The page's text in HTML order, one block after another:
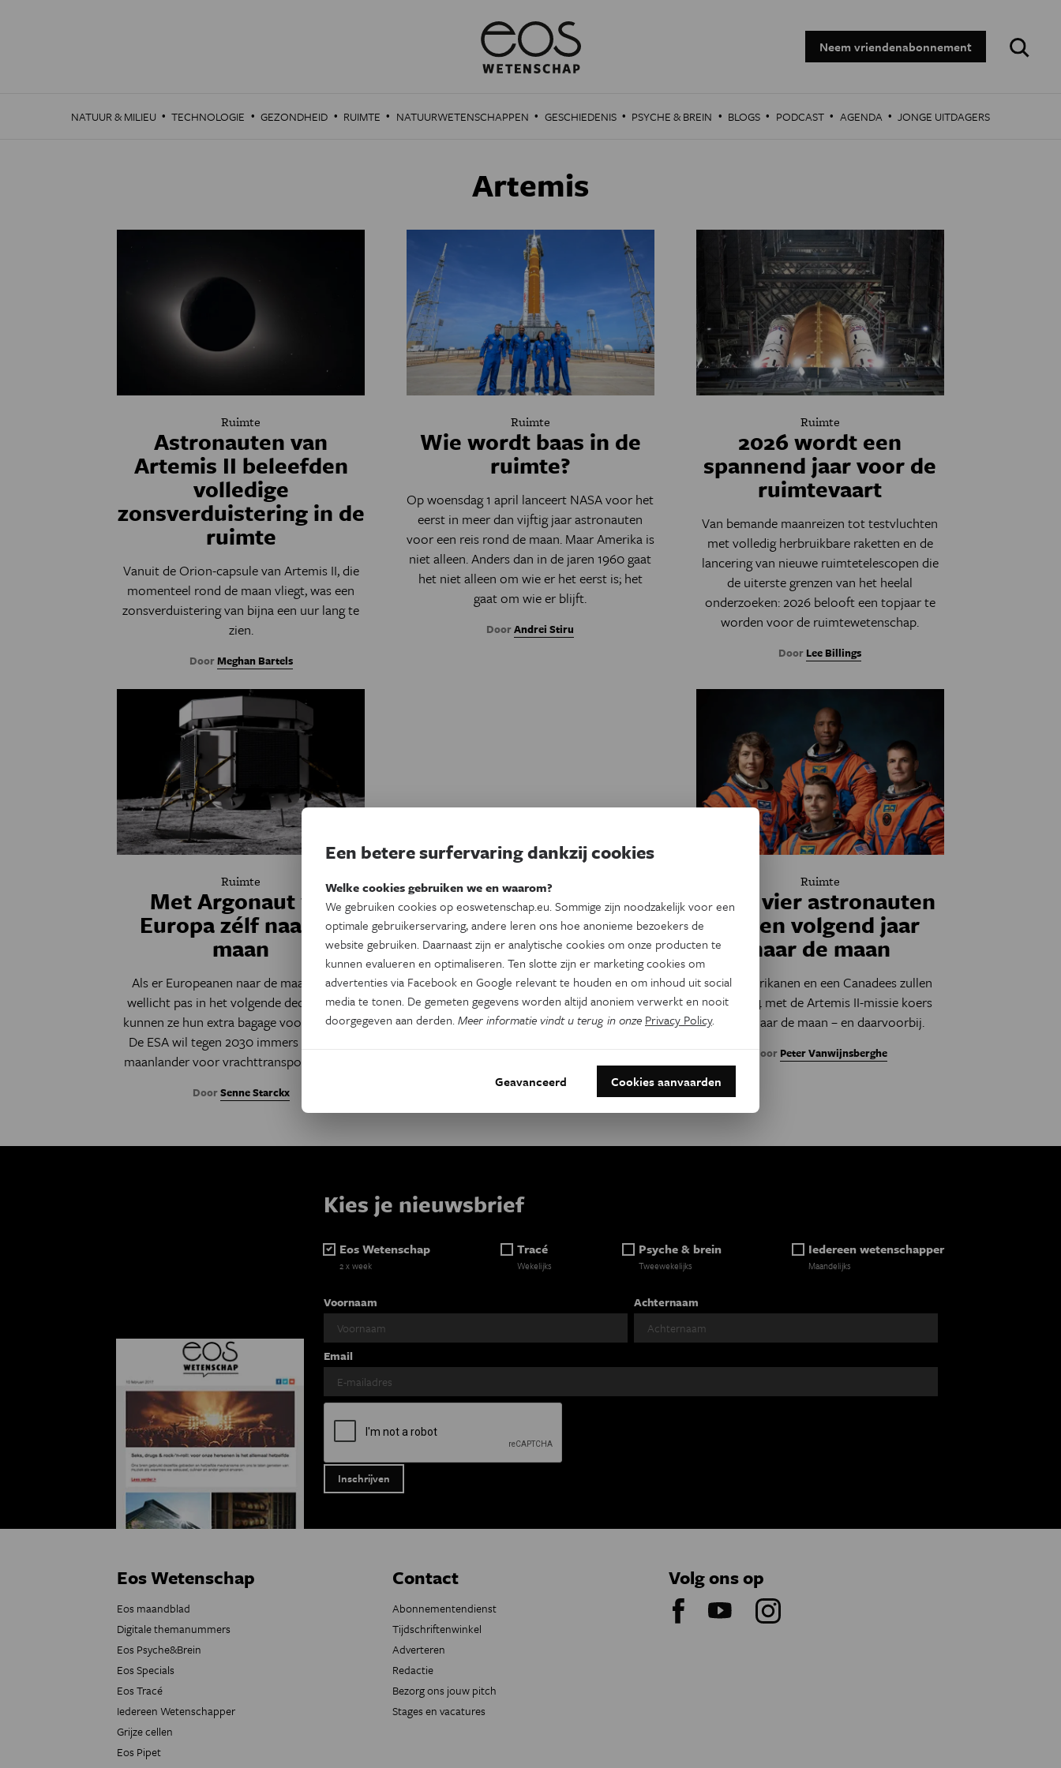
Neem vriendenabonnement
Zoeken:
NATUUR & MILIEU · TECHNOLOGIE · GEZONDHEID · RUIMTE · NATUURWETENSCHAPPEN · GESCHIEDENIS · PSYCHE & BREIN · BLOGS · PODCAST · AGENDA · JONGE UITDAGERS
Artemis
Ruimte
Astronauten van
Artemis II beleefden
volledige
zonsverduistering in de
ruimte
Vanuit de Orion-capsule van Artemis II, die
momenteel rond de maan vliegt, was een
zonsverduistering van bijna een uur lang te
zien.
DoorMeghan Bartels
Ruimte
Wie wordt baas in de
ruimte?
Op woensdag 1 april lanceert NASA voor het
eerst in meer dan vijftig jaar astronauten
voor een reis rond de maan. Maar Amerika is
niet alleen. Anders dan in de jaren 1960 gaat
het niet alleen om wie er het eerst is; het
gaat om wie er blijft.
DoorAndrei Stiru
Ruimte
2026 wordt een
spannend jaar voor de
ruimtevaart
Van bemande maanreizen tot testvluchten
met volledig herbruikbare raketten en de
lancering van nieuwe ruimtetelescopen die
de uiterste grenzen van het heelal
onderzoeken: 2026 belooft een topjaar te
worden voor de ruimtewetenschap.
Door Lee Billings
Ruimte
Met Argonaut wil
Europa zélf naar de
maan
Als er Europeanen naar de maan gaan –
wellicht pas in het volgende decennium –
kunnen ze hun extra bagage vooruitsturen.
De ESA wil tegen 2030 immers een eigen
maanlander voor vrachttransport hebben.
DoorSenne Starckx
Ruimte
Deze vier astronauten
reizen volgend jaar
naar de maan
Drie Amerikanen en een Canadees zullen
eind 2024 met de Artemis II-missie koers
zetten naar de maan – en daarvoorbij.
Door Peter Vanwijnsberghe
Kies je nieuwsbrief
Eos Wetenschap
2 x week
Tracé
Wekelijks
Psyche & brein
Tweewekelijks
Iedereen wetenschapper
Maandelijks
Voornaam Achternaam
Email
Eos Wetenschap
Eos maandblad
Digitale themanummers
Eos Psyche&Brein
Eos Specials
Eos Tracé
Iedereen Wetenschapper
Grijze cellen
Eos Pipet
Contact
Abonnementendienst
Tijdschriftenwinkel
Adverteren
Redactie
Bezorg ons jouw pitch
Stages en vacatures
Volg ons op
Een betere surfervaring dankzij cookies
Welke cookies gebruiken we en waarom?
We gebruiken cookies op eoswetenschap.eu. Sommige zijn noodzakelijk voor een
optimale gebruikerservaring, andere leren ons hoe anonieme bezoekers de
website gebruiken. Daarnaast zijn er analytische cookies om onze producten te
kunnen evalueren en optimaliseren. Ten slotte zijn er marketing cookies om
advertenties via Facebook en Google relevant te houden en om inhoud uit social
media te tonen. De gemeten gegevens worden altijd anoniem verwerkt en nooit
doorgegeven aan derden.Meer informatie vindt u terug in onze Privacy Policy.
Geavanceerd Cookies aanvaarden